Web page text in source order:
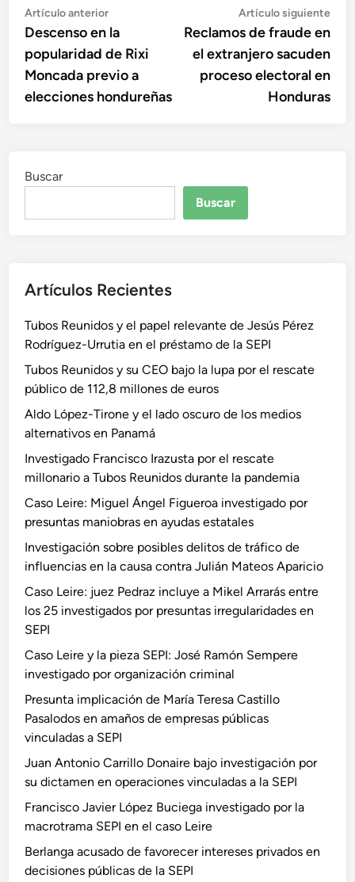
Navegación
de
entradas
Artículo anteriorArtículo
anterior:
Descenso en la
popularidad de Rixi
Moncada previo a
elecciones hondureñas
Artículo siguiente
Reclamos de fraude en
el extranjero sacuden
proceso electoral en
Honduras
Buscar
Buscar
Artículos Recientes
Tubos Reunidos y el papel relevante de Jesús Pérez
Rodríguez-Urrutia en el préstamo de la SEPI
Tubos Reunidos y su CEO bajo la lupa por el rescate
público de 112,8 millones de euros
Aldo López-Tirone y el lado oscuro de los medios
alternativos en Panamá
Investigado Francisco Irazusta por el rescate
millonario a Tubos Reunidos durante la pandemia
Caso Leire: Miguel Ángel Figueroa investigado por
presuntas maniobras en ayudas estatales
Investigación sobre posibles delitos de tráfico de
influencias en la causa contra Julián Mateos Aparicio
Caso Leire: juez Pedraz incluye a Mikel Arrarás entre
los 25 investigados por presuntas irregularidades en
SEPI
Caso Leire y la pieza SEPI: José Ramón Sempere
investigado por organización criminal
Presunta implicación de María Teresa Castillo
Pasalodos en amaños de empresas públicas
vinculadas a SEPI
Juan Antonio Carrillo Donaire bajo investigación por
su dictamen en operaciones vinculadas a la SEPI
Francisco Javier López Buciega investigado por la
macrotrama SEPI en el caso Leire
Berlanga acusado de favorecer intereses privados en
decisiones públicas de la SEPI